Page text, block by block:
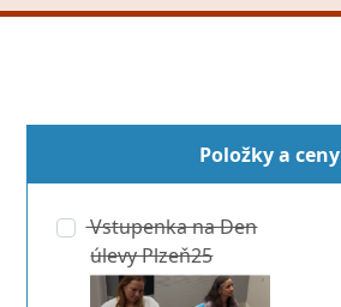
Položky a ceny
Vstupenka na Den
úlevy Plzeň25